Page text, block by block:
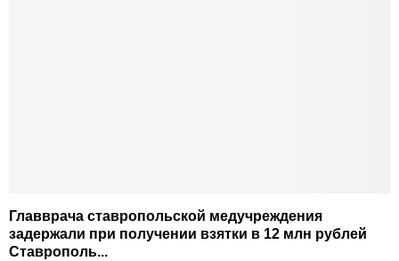
Главврача ставропольской медучреждения
задержали при получении взятки в 12 млн рублей
Ставрополь...